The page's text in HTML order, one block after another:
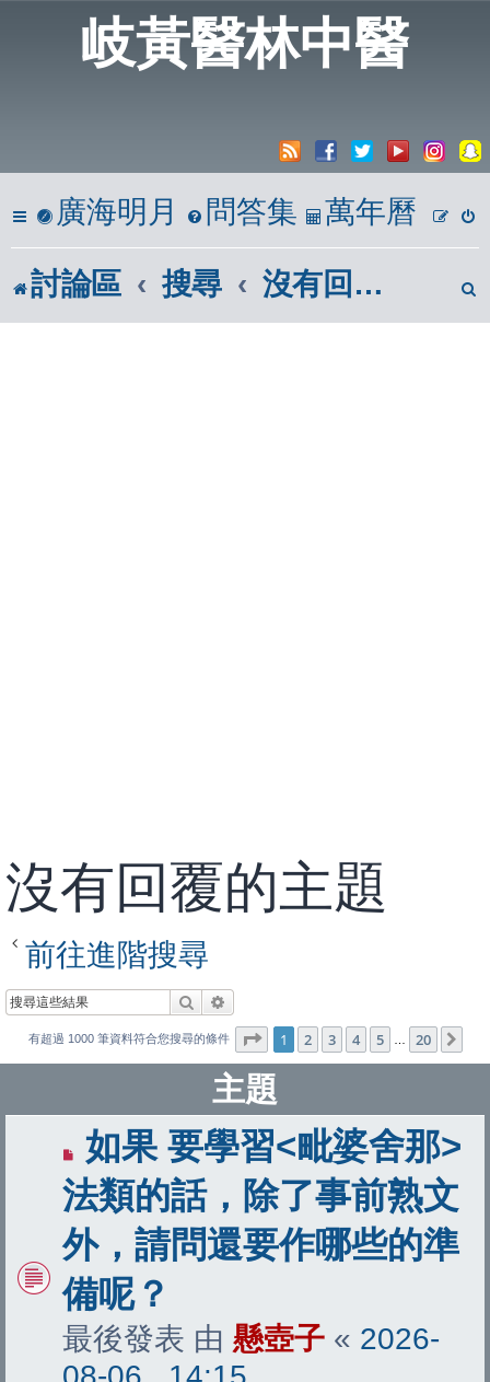
岐黃醫林中醫
廣海明月 問答集 萬年曆
討論區 搜尋 沒有回覆的主題
沒有回覆的主題
前往進階搜尋
搜尋
有超過 1000 筆資料符合您搜尋的條件 第 1 頁 (共20 頁)
1 2 3 4 5 20
主題
有
新
文
章
如果 要學習<毗婆舍那>
法類的話，除了事前熟文
外，請問還要作哪些的準
備呢？
最後發表 由 懸壺子 « 2026-